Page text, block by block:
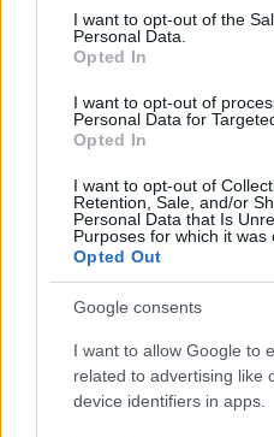
consent section.
I want to opt-out of the
Personal Data.
Opted In
I want to opt-out of
Personal Data for
Opted In
I want to opt-out of
Retention, Sale, and/or
Personal Data that Is
Purposes for which it was
Opted Out
Google consents
I want to allow Google to
related to advertising like
device identifiers in apps.
6 agosto 1945: il
Hiroshima e Nagasaki
PEOPLE